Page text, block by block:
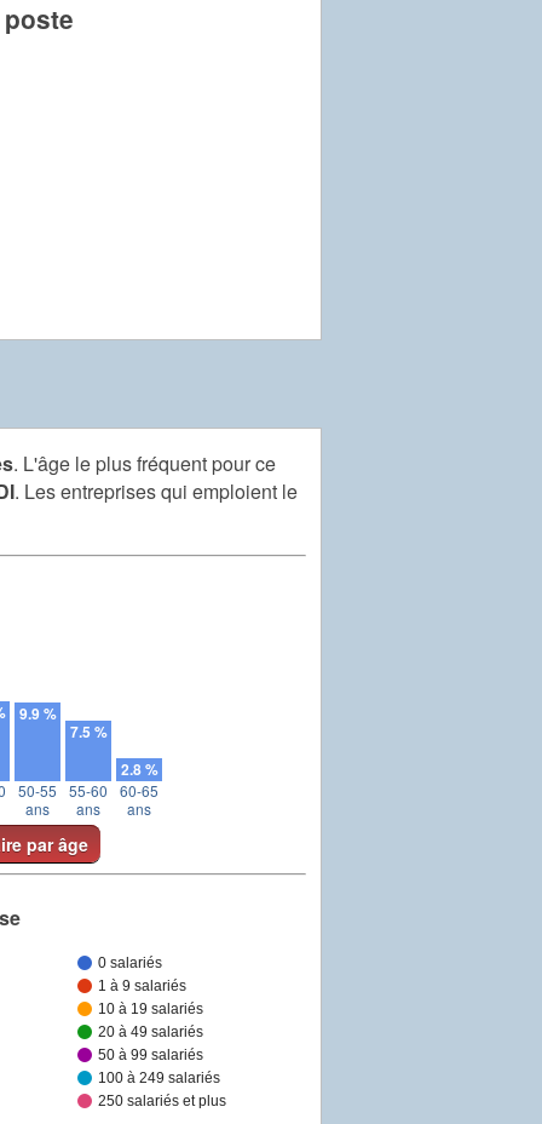
. L'âge le plus fréquent pour ce
. Les entreprises qui emploient le
50-55
ans
9.9 %
55-60
ans
7.5 %
60-65
ans
2.8 %
par âge
0 salariés
1 à 9 salariés
10 à 19 salariés
20 à 49 salariés
50 à 99 salariés
100 à 249 salariés
250 salariés et plus